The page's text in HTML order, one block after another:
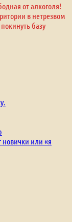
от алкоголя!
в нетрезвом
базу
новички или «я